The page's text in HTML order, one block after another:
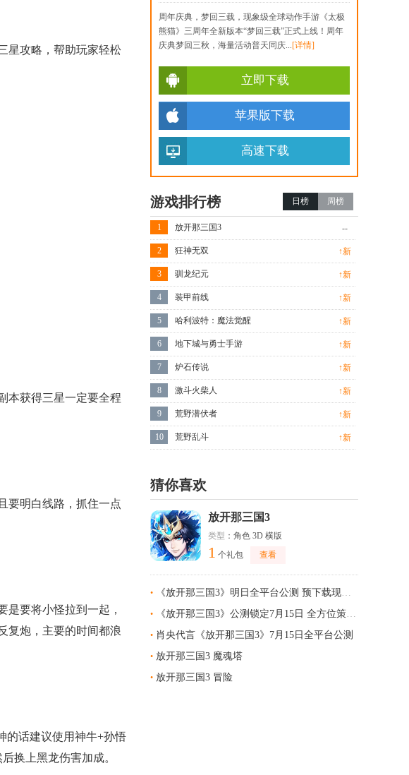
星攻略，帮助玩家轻松
本获得三星一定要全程
要明白线路，抓住一点
要将小怪拉到一起，
复炮，主要的时间都浪
的话建议使用神牛+孙悟
换上黑龙伤害加成。
周年庆典，梦回三载，现象级全球动作手游《太极
熊猫》三周年全新版本“梦回三载”正式上线！周年
庆典梦回三秋，海量活动普天同庆...[详情]
立即下载
苹果版下载
高速下载
游戏排行榜 日榜 周榜
1 放开那三国3 --
2 狂神无双 ↑新
3 驯龙纪元 ↑新
4 装甲前线 ↑新
5 哈利波特：魔法觉醒 ↑新
6 地下城与勇士手游 ↑新
7 炉石传说 ↑新
8 激斗火柴人 ↑新
9 荒野潜伏者 ↑新
10 荒野乱斗 ↑新
猜你喜欢
放开那三国3
类型 ：角色 3D 横版
1 个礼包 查看
• 《放开那三国3》明日全平台公测 预下载现已开启
• 《放开那三国3》公测锁定7月15日 全方位策略体系智胜战场
• 肖央代言《放开那三国3》7月15日全平台公测
• 放开那三国3 魔魂塔
• 放开那三国3 冒险